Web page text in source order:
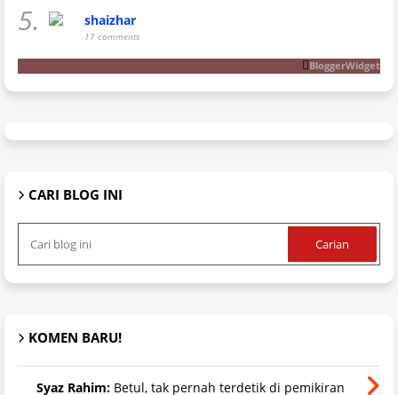
5. shaizhar
17 comments
BloggerWidget
CARI BLOG INI
KOMEN BARU!
Syaz Rahim: Betul, tak pernah terdetik di pemikiran